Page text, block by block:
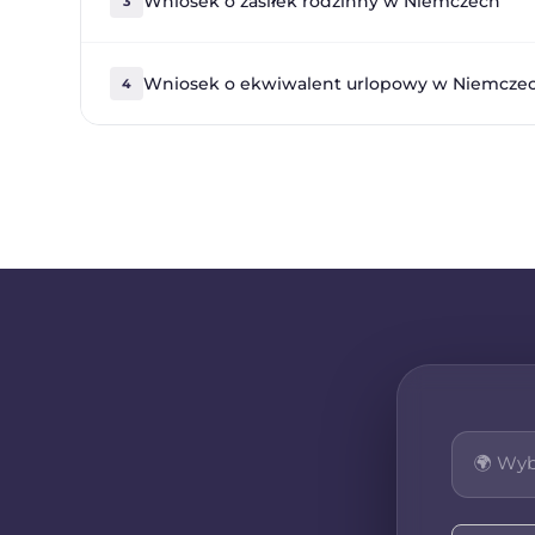
4 Wniosek o ekwiwalent urlopowy w